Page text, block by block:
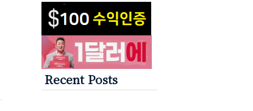
Recent Posts